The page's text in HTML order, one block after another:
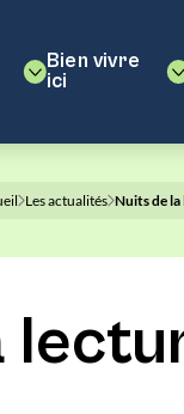
Bien vivre
ici
Les actualités Nuits de